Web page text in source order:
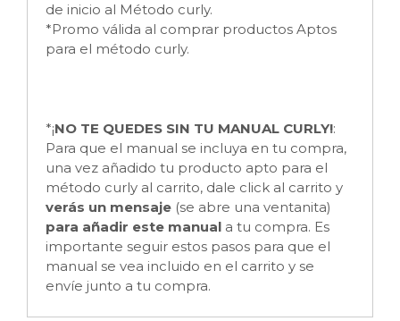
de inicio al Método curly.
*Promo válida al comprar productos Aptos
para el método curly.
*¡NO TE QUEDES SIN TU MANUAL CURLY!:
Para que el manual se incluya en tu compra,
una vez añadido tu producto apto para el
método curly al carrito, dale click al carrito y
verás un mensaje (se abre una ventanita)
para añadir este manual a tu compra. Es
importante seguir estos pasos para que el
manual se vea incluido en el carrito y se
envíe junto a tu compra.